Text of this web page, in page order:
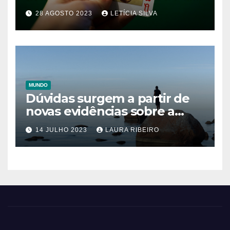
para Recuperar uma Obra-
Prima de Da Vinci
28 AGOSTO 2023 LETÍCIA SILVA
MUNDO
Dúvidas surgem a partir de
novas evidências sobre a
ação das autoridades gregas
no naufrágio que ceifou a
vida de 600 imigrantes
14 JULHO 2023 LAURA RIBEIRO